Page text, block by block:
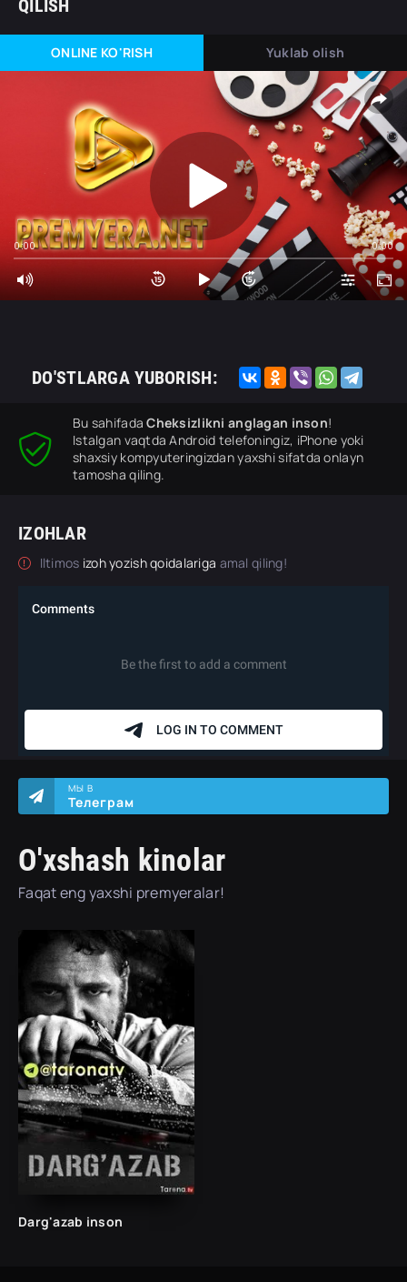
QILISH
ONLINE KO'RISH Yuklab olish
0:00 0:00
DO'STLARGA YUBORISH:
Bu sahifadaCheksizlikni anglagan inson!
Istalgan vaqtda Android telefoningiz, iPhone yoki
shaxsiy kompyuteringizdan yaxshi sifatda onlayn
tamosha qiling.
IZOHLAR
Iltimos izoh yozish qoidalariga amal qiling!
O'xshash kinolar
Faqat eng yaxshi premyeralar!
МЫ В
Телеграм
Darg'azab inson